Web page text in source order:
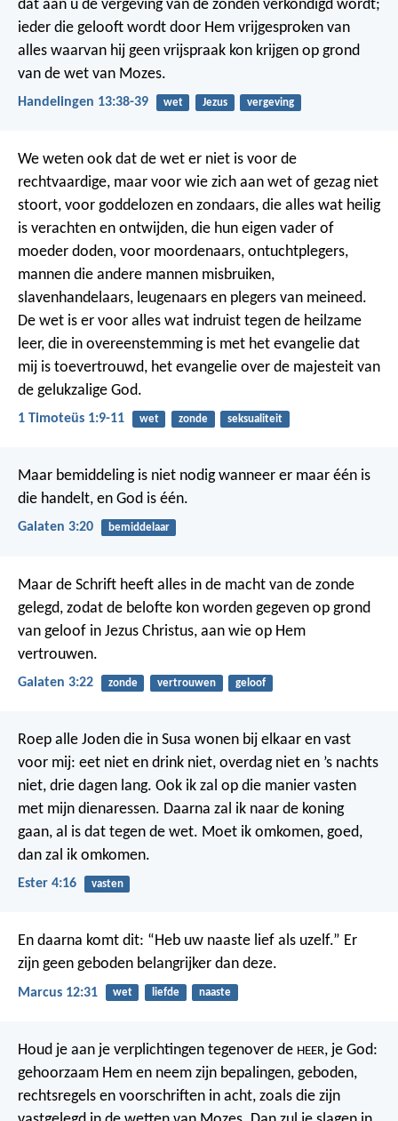
dat aan u de vergeving van de zonden verkondigd wordt;
ieder die gelooft wordt door Hem vrijgesproken van
alles waarvan hij geen vrijspraak kon krijgen op grond
van de wet van Mozes.
Handelingen 13:38-39 wet Jezus vergeving
We weten ook dat de wet er niet is voor de
rechtvaardige, maar voor wie zich aan wet of gezag niet
stoort, voor goddelozen en zondaars, die alles wat heilig
is verachten en ontwijden, die hun eigen vader of
moeder doden, voor moordenaars, ontuchtplegers,
mannen die andere mannen misbruiken,
slavenhandelaars, leugenaars en plegers van meineed.
De wet is er voor alles wat indruist tegen de heilzame
leer, die in overeenstemming is met het evangelie dat
mij is toevertrouwd, het evangelie over de majesteit van
de gelukzalige God.
1 Timoteüs 1:9-11 wet zonde seksualiteit
Maar bemiddeling is niet nodig wanneer er maar één is
die handelt, en God is één.
Galaten 3:20 bemiddelaar
Maar de Schrift heeft alles in de macht van de zonde
gelegd, zodat de belofte kon worden gegeven op grond
van geloof in Jezus Christus, aan wie op Hem
vertrouwen.
Galaten 3:22 zonde vertrouwen geloof
Roep alle Joden die in Susa wonen bij elkaar en vast
voor mij: eet niet en drink niet, overdag niet en ’s nachts
niet, drie dagen lang. Ook ik zal op die manier vasten
met mijn dienaressen. Daarna zal ik naar de koning
gaan, al is dat tegen de wet. Moet ik omkomen, goed,
dan zal ik omkomen.
Ester 4:16 vasten
En daarna komt dit: “Heb uw naaste lief als uzelf.” Er
zijn geen geboden belangrijker dan deze.
Marcus 12:31 wet liefde naaste
Houd je aan je verplichtingen tegenover de HEER, je God:
gehoorzaam Hem en neem zijn bepalingen, geboden,
rechtsregels en voorschriften in acht, zoals die zijn